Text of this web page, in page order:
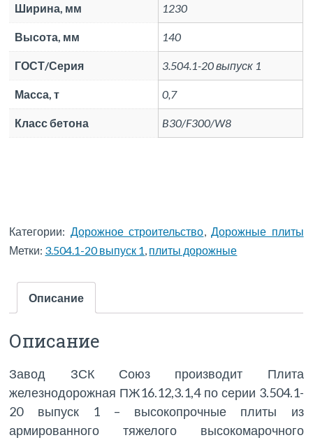
Ширина, мм 1230
Высота, мм 140
ГОСТ/Серия 3.504.1-20 выпуск 1
Масса, т 0,7
Класс бетона B30/F300/W8
Категории: Дорожное строительство
Дорожные плиты
Метки: 3.504.1-20 выпуск 1 плиты дорожные
Описание
Описание
Завод ЗСК Союз производит Плита
железнодорожная ПЖ16.12,3.1,4по серии 3.504.1-
20 выпуск 1 – высокопрочные плиты из
армированного тяжелого высокомарочного